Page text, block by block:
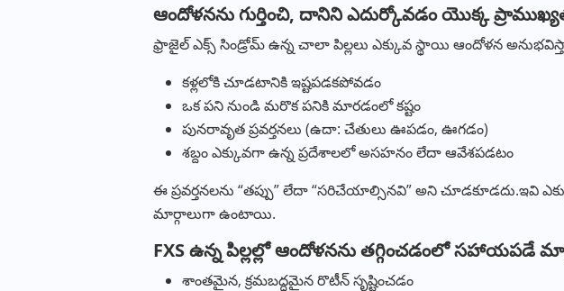
ఆందోళనను గుర్తించి, దానిని ఎదుర్కోవడం యొక్క
ఫ్రాజైల్ ఎక్స్ సిండ్రోమ్ ఉన్న చాలా పిల్లలు ఎక్కువ స్థాయి ఆందోళన
కళ్లలోకి చూడటానికి ఇష్టపడకపోవడం
ఒక పని నుండి మరొక పనికి మారడంలో కష్టం
పునరావృత ప్రవర్తనలు (ఉదా: చేతులు ఊపడం, ఊగడం)
శబ్దం ఎక్కువగా ఉన్న ప్రదేశాలలో అసహనం లేదా ఆవేశపడటం
ఈ ప్రవర్తనలను “తప్పు” లేదా “సరిచేయాల్సినవి” అని చూడకూడదు.ఇవి
మార్గాలుగా ఉంటాయి.
FXS ఉన్న పిల్లల్లో ఆందోళనను తగ్గించడంలో సహాయపడే
శాంతమైన, క్రమబద్ధమైన రొటీన్ సృష్టించడం